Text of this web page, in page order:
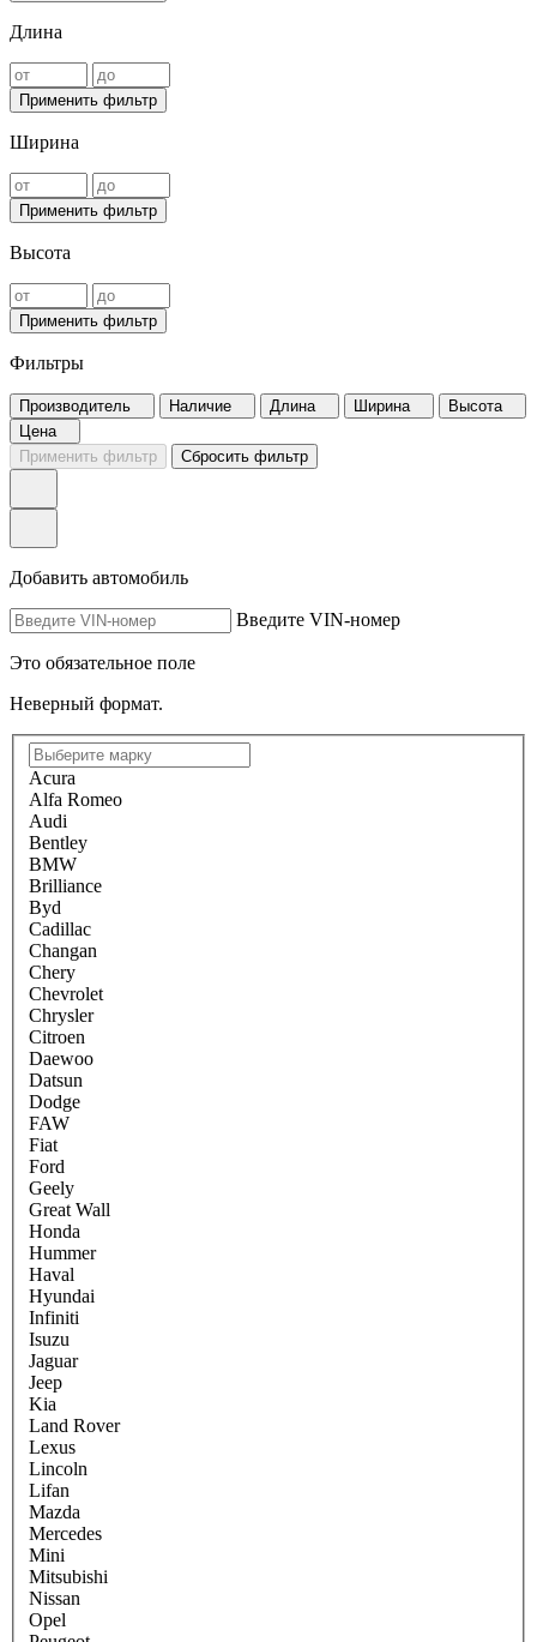
Длина
Применить фильтр
Ширина
Применить фильтр
Высота
Применить фильтр
Фильтры
Производитель Наличие Длина Ширина
Высота
Цена
Применить фильтр
Сбросить фильтр
Добавить автомобиль
Введите VIN-номер
Это обязательное поле
Неверный формат.
Acura
Alfa Romeo
Audi
Bentley
BMW
Brilliance
Byd
Cadillac
Changan
Chery
Chevrolet
Chrysler
Citroen
Daewoo
Datsun
Dodge
FAW
Fiat
Ford
Geely
Great Wall
Honda
Hummer
Haval
Hyundai
Infiniti
Isuzu
Jaguar
Jeep
Kia
Land Rover
Lexus
Lincoln
Lifan
Mazda
Mercedes
Mini
Mitsubishi
Nissan
Opel